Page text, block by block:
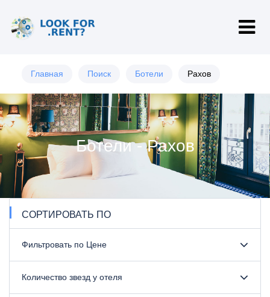
Главная Поиск Ботели Рахов
Ботели - Рахов
СОРТИРОВАТЬ ПО
Фильтровать по Цене
Количество звезд у отеля